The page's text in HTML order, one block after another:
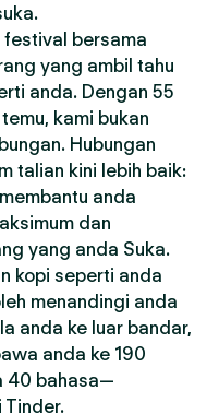
festival bersama
yang ambil tahu
anda. Dengan 55
kami bukan
Hubungan
talian kini lebih baik:
anda
dan
yang anda Suka.
kopi seperti anda
menandingi anda
anda ke luar bandar,
anda ke 190
40 bahasa—
Tinder.